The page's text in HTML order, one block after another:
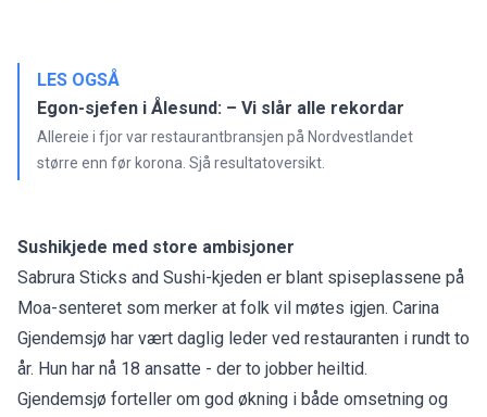
LES OGSÅ
Egon-sjefen i Ålesund: – Vi slår alle rekordar
Allereie i fjor var restaurantbransjen på Nordvestlandet
større enn før korona. Sjå resultatoversikt.
Sushikjede med store ambisjoner
Sabrura Sticks and Sushi-kjeden er blant spiseplassene på
Moa-senteret som merker at folk vil møtes igjen. Carina
Gjendemsjø har vært daglig leder ved restauranten i rundt to
år. Hun har nå 18 ansatte - der to jobber heiltid.
Gjendemsjø forteller om god økning i både omsetning og